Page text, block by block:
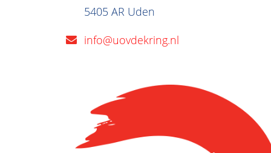
5405 AR Uden
info@uovdekring.nl